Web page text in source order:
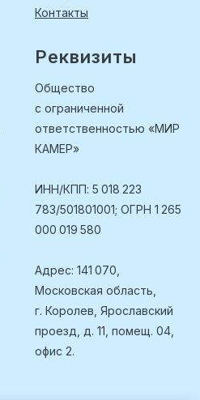
Контакты
Реквизиты
Общество
с ограниченной
ответственностью «МИР
КАМЕР»
ИНН/КПП: 5 018 223
783/501801001; ОГРН 1 265
000 019 580
Адрес: 141 070,
Московская область,
г. Королев, Ярославский
проезд, д. 11, помещ. 04,
офис 2.